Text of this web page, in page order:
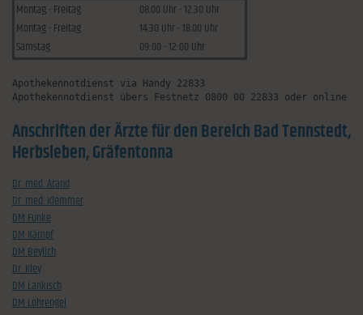
Montag - Freitag
08.00 Uhr - 12.30 Uhr
Montag - Freitag
14.30 Uhr - 18.00 Uhr
Samstag
09:00 - 12:00 Uhr
Apothekennotdienst via Handy 22833
Apothekennotdienst übers Festnetz 0800 00 22833 oder online
Anschriften der Ärzte für den Bereich Bad Tennstedt,
Herbsleben, Gräfentonna
Dr. med. Arand
Dr. med. Klemmer
DM Funke
DM Kämpf
DM Beylich
Dr. Kley
DM Lankisch
DM Lohrengel